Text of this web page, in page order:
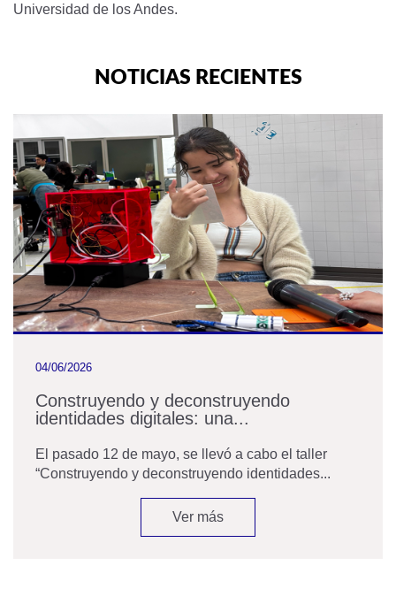
Universidad de los Andes.
NOTICIAS RECIENTES
04/06/2026
Construyendo y deconstruyendo
identidades digitales: una...
El pasado 12 de mayo, se llevó a cabo el taller
“Construyendo y deconstruyendo identidades...
Ver más